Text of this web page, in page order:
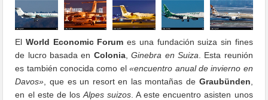
El World Economic Forum es una fundación suiza sin fines
de lucro basada en Colonia,Ginebra en Suiza . Esta reunión
es también conocida como el«encuentro anual de invierno en
Davos» , que es un resort en las montañas de Graubünden
en el este de los Alpes suizos . A este encuentro asisten unos